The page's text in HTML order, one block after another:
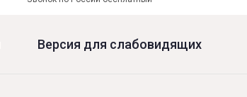
Версия для слабовидящих